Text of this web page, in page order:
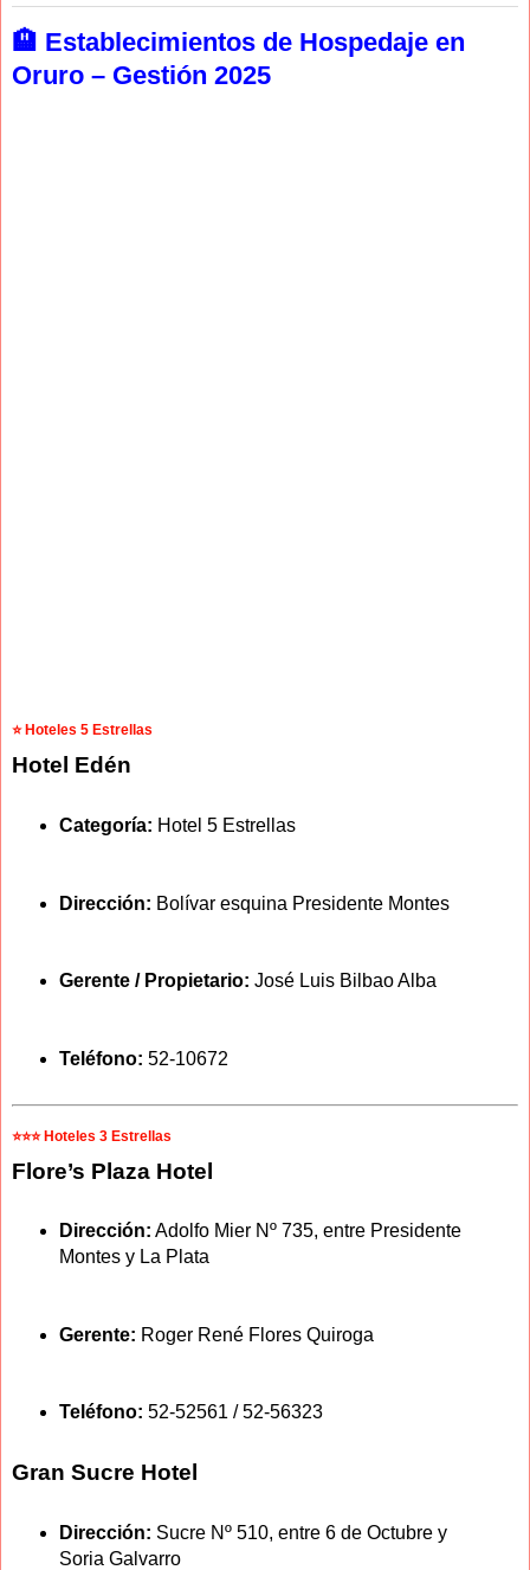
🏨 Establecimientos de Hospedaje en
Oruro – Gestión 2025
⭐ Hoteles 5 Estrellas
Hotel Edén
Categoría: Hotel 5 Estrellas
Dirección: Bolívar esquina Presidente Montes
Gerente / Propietario: José Luis Bilbao Alba
Teléfono: 52-10672
⭐⭐⭐ Hoteles 3 Estrellas
Flore’s Plaza Hotel
Dirección: Adolfo Mier Nº 735, entre Presidente
Montes y La Plata
Gerente: Roger René Flores Quiroga
Teléfono: 52-52561 / 52-56323
Gran Sucre Hotel
Dirección: Sucre Nº 510, entre 6 de Octubre y
Soria Galvarro